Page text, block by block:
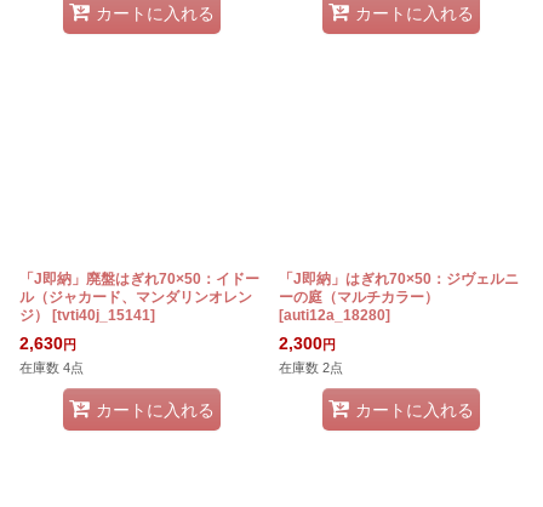
カートに入れる カートに入れる
「J即納」廃盤はぎれ70×50：イドー
ル（ジャカード、マンダリンオレン
ジ）
[tvti40j_15141]
2,630円
在庫数 4点
カートに入れる
「J即納」はぎれ70×50：ジヴェルニ
ーの庭（マルチカラー）
[auti12a_18280]
2,300円
在庫数 2点
カートに入れる